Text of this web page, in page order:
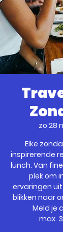
zo 28
Elke
inspirerende
lunch. Van
plek om
ervaringen
blikken naar
Meld je
max.